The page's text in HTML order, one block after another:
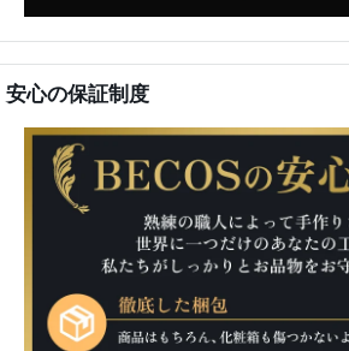
安心の保証制度